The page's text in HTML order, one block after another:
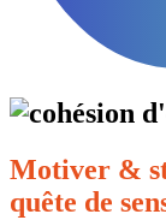
Motiver &
quête de